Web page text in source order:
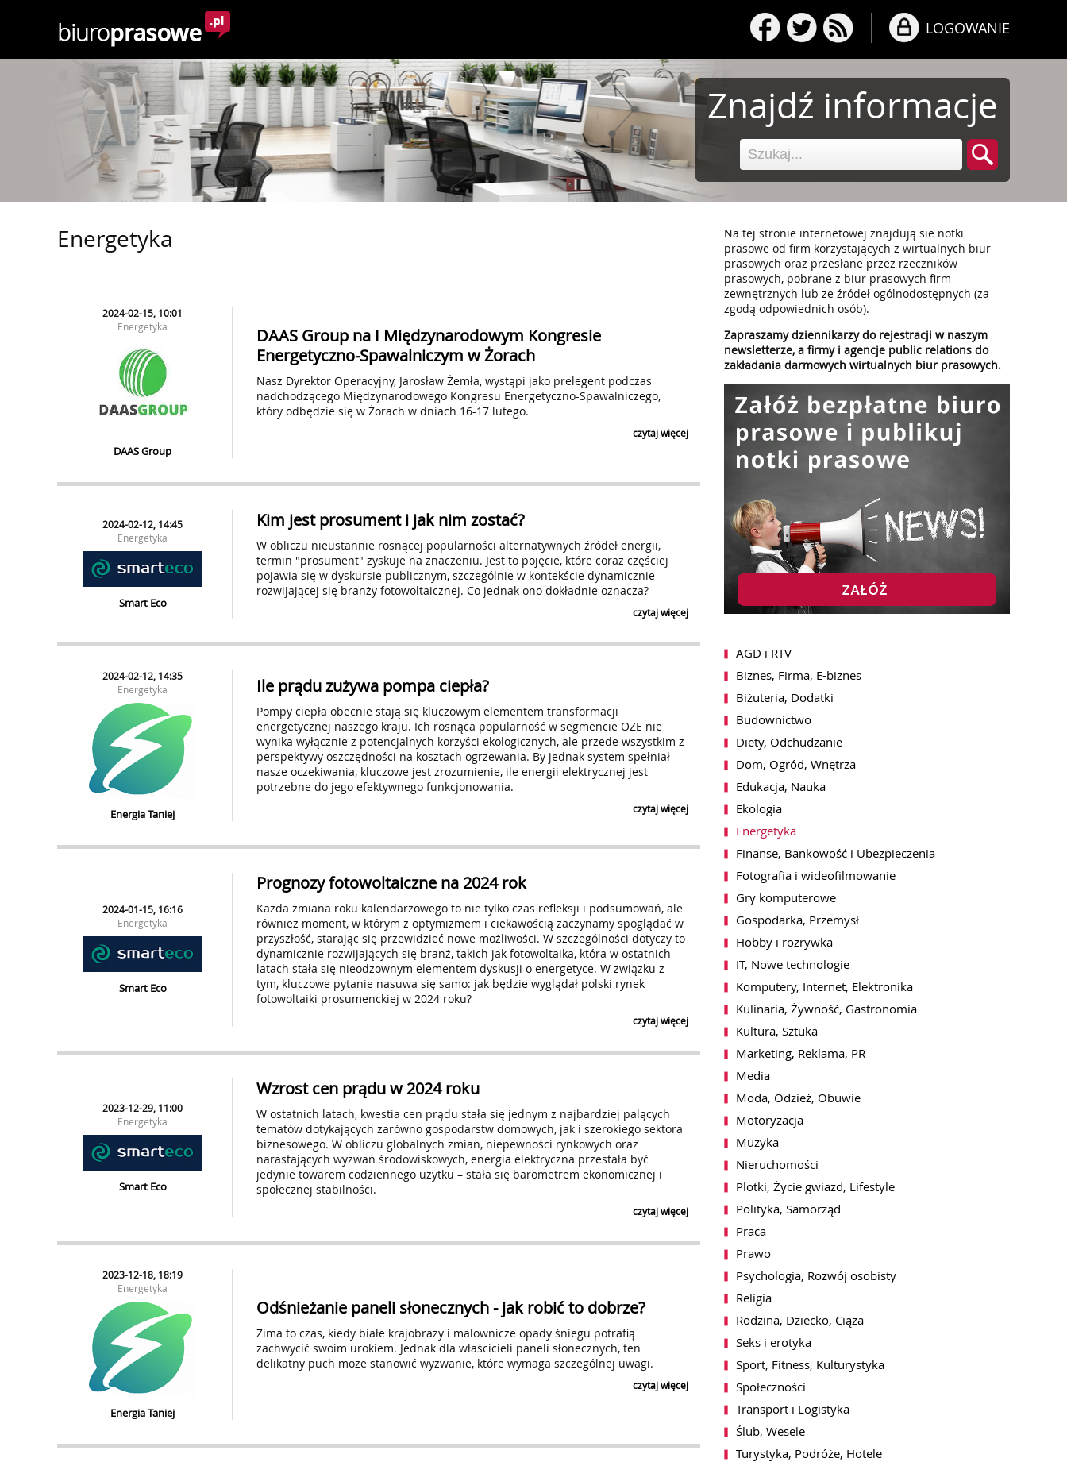
LOGOWANIE
Znajdź informacje
Energetyka
2024-02-15, 10:01
Energetyka
DAAS Group
DAAS Group na I Międzynarodowym Kongresie
Energetyczno-Spawalniczym w Żorach
Nasz Dyrektor Operacyjny, Jarosław Żemła, wystąpi jako prelegent podczas
nadchodzącego Międzynarodowego Kongresu Energetyczno-Spawalniczego,
który odbędzie się w Żorach w dniach 16-17 lutego.
czytaj więcej
2024-02-12, 14:45
Energetyka
Smart Eco
Kim jest prosument i jak nim zostać?
W obliczu nieustannie rosnącej popularności alternatywnych źródeł energii,
termin "prosument" zyskuje na znaczeniu. Jest to pojęcie, które coraz częściej
pojawia się w dyskursie publicznym, szczególnie w kontekście dynamicznie
rozwijającej się branży fotowoltaicznej. Co jednak ono dokładnie oznacza?
czytaj więcej
2024-02-12, 14:35
Energetyka
Energia Taniej
Ile prądu zużywa pompa ciepła?
Pompy ciepła obecnie stają się kluczowym elementem transformacji
energetycznej naszego kraju. Ich rosnąca popularność w segmencie OZE nie
wynika wyłącznie z potencjalnych korzyści ekologicznych, ale przede wszystkim z
perspektywy oszczędności na kosztach ogrzewania. By jednak system spełniał
nasze oczekiwania, kluczowe jest zrozumienie, ile energii elektrycznej jest
potrzebne do jego efektywnego funkcjonowania.
czytaj więcej
2024-01-15, 16:16
Energetyka
Smart Eco
Prognozy fotowoltaiczne na 2024 rok
Każda zmiana roku kalendarzowego to nie tylko czas refleksji i podsumowań, ale
również moment, w którym z optymizmem i ciekawością zaczynamy spoglądać w
przyszłość, starając się przewidzieć nowe możliwości. W szczególności dotyczy to
dynamicznie rozwijających się branż, takich jak fotowoltaika, która w ostatnich
latach stała się nieodzownym elementem dyskusji o energetyce. W związku z
tym, kluczowe pytanie nasuwa się samo: jak będzie wyglądał polski rynek
fotowoltaiki prosumenckiej w 2024 roku?
czytaj więcej
2023-12-29, 11:00
Energetyka
Smart Eco
Wzrost cen prądu w 2024 roku
W ostatnich latach, kwestia cen prądu stała się jednym z najbardziej palących
tematów dotykających zarówno gospodarstw domowych, jak i szerokiego sektora
biznesowego. W obliczu globalnych zmian, niepewności rynkowych oraz
narastających wyzwań środowiskowych, energia elektryczna przestała być
jedynie towarem codziennego użytku – stała się barometrem ekonomicznej i
społecznej stabilności.
czytaj więcej
2023-12-18, 18:19
Energetyka
Energia Taniej
Odśnieżanie paneli słonecznych - jak robić to dobrze?
Zima to czas, kiedy białe krajobrazy i malownicze opady śniegu potrafią
zachwycić swoim urokiem. Jednak dla właścicieli paneli słonecznych, ten
delikatny puch może stanowić wyzwanie, które wymaga szczególnej uwagi.
czytaj więcej
Na tej stronie internetowej znajdują sie notki
prasowe od firm korzystających z wirtualnych biur
prasowych oraz przesłane przez rzeczników
prasowych, pobrane z biur prasowych firm
zewnętrznych lub ze źródeł ogólnodostępnych (za
zgodą odpowiednich osób).
Zapraszamy dziennikarzy do rejestracji w naszym
newsletterze, a firmy i agencje public relations do
zakładania darmowych wirtualnych biur prasowych.
AGD i RTV
Biznes, Firma, E-biznes
Biżuteria, Dodatki
Budownictwo
Diety, Odchudzanie
Dom, Ogród, Wnętrza
Edukacja, Nauka
Ekologia
Energetyka
Finanse, Bankowość i Ubezpieczenia
Fotografia i wideofilmowanie
Gry komputerowe
Gospodarka, Przemysł
Hobby i rozrywka
IT, Nowe technologie
Komputery, Internet, Elektronika
Kulinaria, Żywność, Gastronomia
Kultura, Sztuka
Marketing, Reklama, PR
Media
Moda, Odzież, Obuwie
Motoryzacja
Muzyka
Nieruchomości
Plotki, Życie gwiazd, Lifestyle
Polityka, Samorząd
Praca
Prawo
Psychologia, Rozwój osobisty
Religia
Rodzina, Dziecko, Ciąża
Seks i erotyka
Sport, Fitness, Kulturystyka
Społeczności
Transport i Logistyka
Ślub, Wesele
Turystyka, Podróże, Hotele
natychmiast po akceptacji notki przez redakcję
raz dziennie (wiadomość zbiorcza)
Kategoria tematyczna*
Wyrażam zgodę na przetwarzanie moich danych osobowych przez WhitePress sp. z o.o. z siedzibą
w Bielsku-Białej przy ul. Legionów 26/28, w celu przesyłania mi na podany adres email informacji o
nowych notkach prasowych dodawanych przez użytkowników platformy WhitePress. Więcej
informacji związanych z przetwarzaniem danych osobowych znajdą Państwo w naszej
. Zgoda na przetwarzanie danych w ww. celu może być w każdej chwili cofnięta
, jak również przez kliknięcie w
odpowiedni link znajdujący się w nadesłanym newsletterze.
Czytaj klauzulę ZAPISZ SIĘ DO NEWSLETTERA